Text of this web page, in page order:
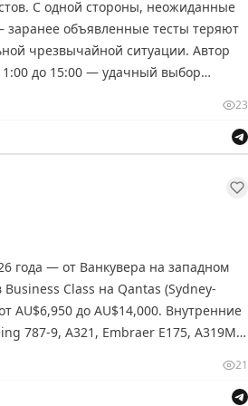
С одной стороны, неожиданные
объявленные тесты теряют
чрезвычайной ситуации. Автор
до 15:00 — удачный выбор
и эффективностью подготовки к
23
года — от Ванкувера на западном
Class на Qantas (Sydney-
AU$6,950 до AU$14,000. Внутренние
787-9, A321, Embraer E175, A319M и
21